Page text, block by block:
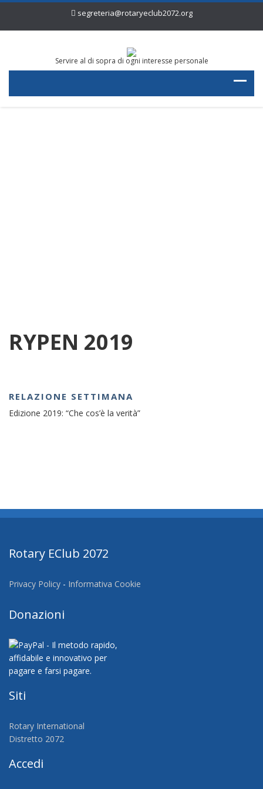
segreteria@rotaryeclub2072.org
Servire al di sopra di ogni interesse personale
RYPEN 2019
RELAZIONE SETTIMANA
Edizione 2019: “Che cos’è la verità”
Rotary EClub 2072
Privacy Policy - Informativa Cookie
Donazioni
Siti
Rotary International
Distretto 2072
Accedi